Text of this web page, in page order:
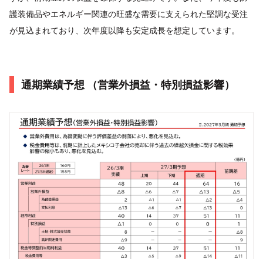
護装備品やエネルギー関連の旺盛な需要に支えられた堅調な受注
が見込まれており、次年度以降も安定成長を想定しています。
通期業績予想 （営業外損益・特別損益影響）